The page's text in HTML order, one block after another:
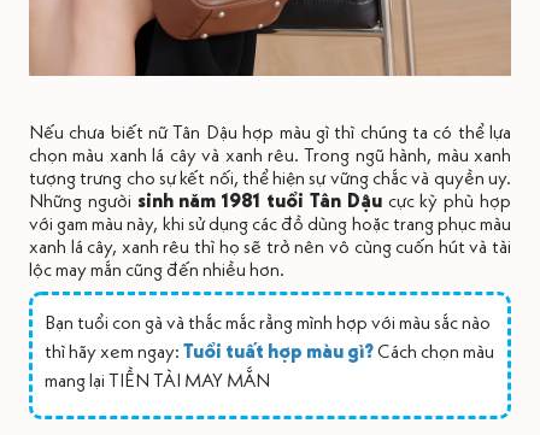
Nếu chưa biết nữ Tân Dậu hợp màu gì thì chúng ta có thể lựa
chọn màu xanh lá cây và xanh rêu. Trong ngũ hành, màu xanh
tượng trưng cho sự kết nối, thể hiện sự vững chắc và quyền uy.
Những người sinh năm 1981 tuổi Tân Dậucực kỳ phù hợp
với gam màu này, khi sử dụng các đồ dùng hoặc trang phục màu
xanh lá cây, xanh rêu thì họ sẽ trở nên vô cùng cuốn hút và tài
lộc may mắn cũng đến nhiều hơn.
Bạn tuổi con gà và thắc mắc rằng mình hợp với màu sắc nào
thì hãy xem ngay:Tuổi tuất hợp màu gì?Cách chọn màu
mang lại TIỀN TÀI MAY MẮN